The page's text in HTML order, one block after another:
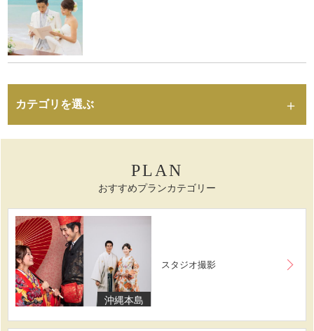
カテゴリを選ぶ
PLAN
おすすめプランカテゴリー
沖縄本島
スタジオ撮影